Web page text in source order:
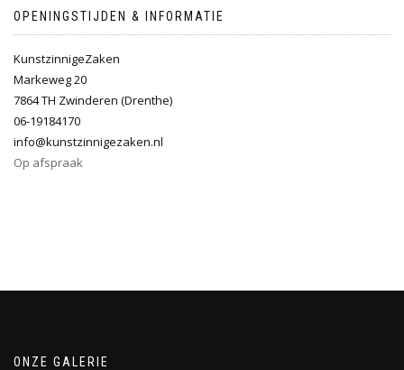
OPENINGSTIJDEN & INFORMATIE
KunstzinnigeZaken
Markeweg 20
7864 TH Zwinderen (Drenthe)
06-19184170
info@kunstzinnigezaken.nl
Op afspraak
ONZE GALERIE